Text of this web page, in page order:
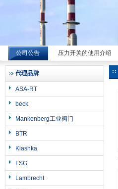
希而科工业控制设备（上海）有限公司
公司公告 压力开关的使用介绍
代理品牌
ASA-RT
beck
Mankenberg工业阀门
BTR
Klashka
FSG
Lambrecht